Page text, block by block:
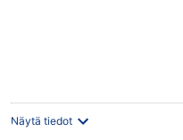
Näytä tiedot